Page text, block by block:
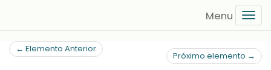
contenido
principal
← Elemento Anterior
Próximo elemento →